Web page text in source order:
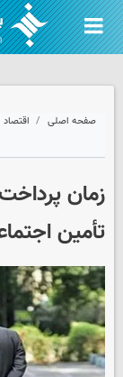
صفحه اصلی اقتصاد
زمان
تأمین